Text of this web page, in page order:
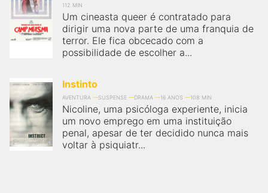
112 MIN
Um cineasta queer é contratado para
dirigir uma nova parte de uma franquia de
terror. Ele fica obcecado com a
possibilidade de escolher a...
Instinto
AVENTURA SUSPENSE DRAMA 16 ANOS 108 MIN
Nicoline, uma psicóloga experiente, inicia
um novo emprego em uma instituição
penal, apesar de ter decidido nunca mais
voltar à psiquiatr...